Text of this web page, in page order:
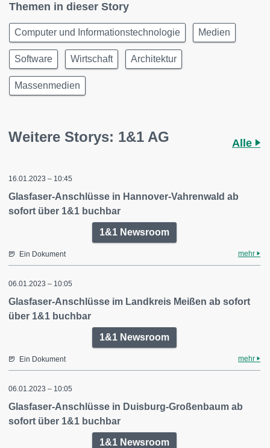
Themen in dieser Story
Computer und Informationstechnologie Medien
Software Wirtschaft Architektur
Massenmedien
Weitere Storys: 1&1 AG Alle
16.01.2023 – 10:45
Glasfaser-Anschlüsse in Hannover-Vahrenwald ab
sofort über 1&1 buchbar
1&1 Newsroom
Ein Dokument mehr
06.01.2023 – 10:05
Glasfaser-Anschlüsse im Landkreis Meißen ab sofort
über 1&1 buchbar
1&1 Newsroom
Ein Dokument mehr
06.01.2023 – 10:05
Glasfaser-Anschlüsse in Duisburg-Großenbaum ab
sofort über 1&1 buchbar
1&1 Newsroom